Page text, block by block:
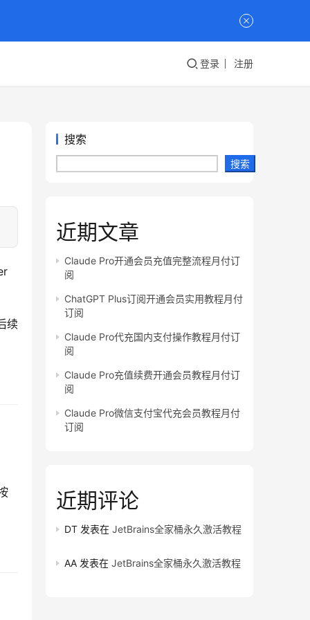
登录 注册
续
搜索
搜索
近期文章
Claude Pro开通会员充值完整流程月付订
阅
ChatGPT Plus订阅开通会员实用教程月付
订阅
Claude Pro代充国内支付操作教程月付订
阅
Claude Pro充值续费开通会员教程月付订
阅
Claude Pro微信支付宝代充会员教程月付
订阅
近期评论
DT 发表在 JetBrains全家桶永久激活教程
AA 发表在 JetBrains全家桶永久激活教程